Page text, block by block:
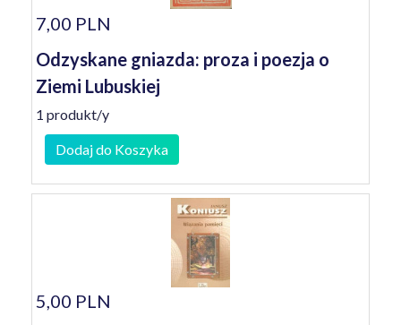
7,00 PLN
Odzyskane gniazda: proza i poezja o
Ziemi Lubuskiej
1 produkt/y
Dodaj do Koszyka
5,00 PLN